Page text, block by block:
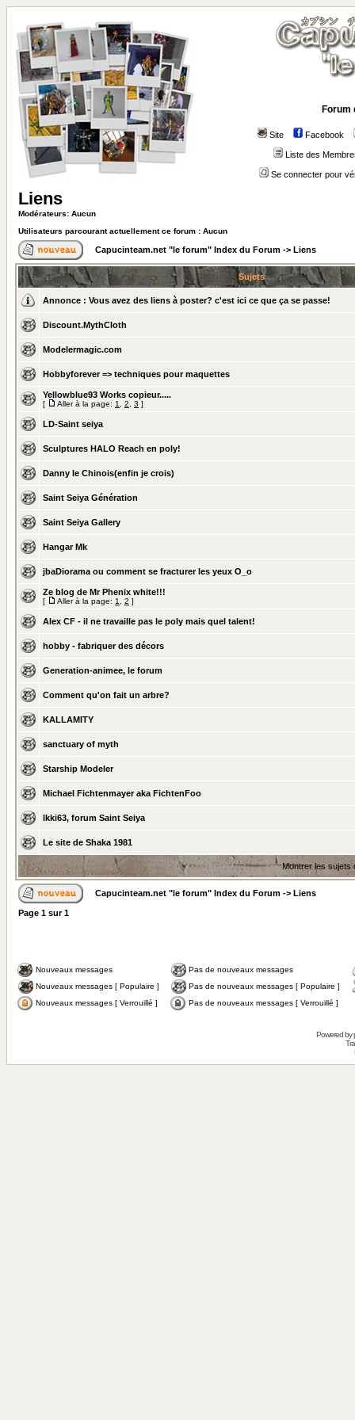
Forum
Site Facebook
Liste des
Se connecter pour
Liens
Modérateurs: Aucun
Utilisateurs parcourant actuellement ce forum : Aucun
Capucinteam.net "le forum" Index du Forum -> Liens
Sujets
Annonce : Vous avez des liens à poster? c'est ici ce que ça se passe!
Discount.MythCloth
Modelermagic.com
Hobbyforever => techniques pour maquettes
Yellowblue93 Works copieur.....
[ Aller à la page: 1 2 3 ]
LD-Saint seiya
Sculptures HALO Reach en poly!
Danny le Chinois(enfin je crois)
Saint Seiya Génération
Saint Seiya Gallery
Hangar Mk
jbaDiorama ou comment se fracturer les yeux O_o
Ze blog de Mr Phenix white!!!
[ Aller à la page: 1 2 ]
Alex CF - il ne travaille pas le poly mais quel talent!
hobby - fabriquer des décors
Generation-animee, le forum
Comment qu'on fait un arbre?
KALLAMITY
sanctuary of myth
Starship Modeler
Michael Fichtenmayer aka FichtenFoo
Ikki63, forum Saint Seiya
Le site de Shaka 1981
Montrer les sujets
Capucinteam.net "le forum" Index du Forum -> Liens
Page 1 sur1
Nouveaux messages
Pas de nouveaux messages
Nouveaux messages [ Populaire ]
Pas de nouveaux messages [ Populaire ]
Nouveaux messages [ Verrouillé ]
Pas de nouveaux messages [ Verrouillé ]
Powered by